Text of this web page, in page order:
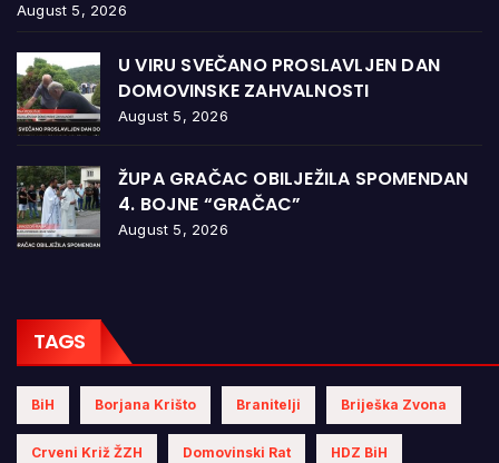
August 5, 2026
U VIRU SVEČANO PROSLAVLJEN DAN
DOMOVINSKE ZAHVALNOSTI
August 5, 2026
ŽUPA GRAČAC OBILJEŽILA SPOMENDAN
4. BOJNE “GRAČAC”
August 5, 2026
TAGS
BiH Borjana Krišto Branitelji Briješka Zvona
Crveni Križ ŽZH Domovinski Rat HDZ BiH